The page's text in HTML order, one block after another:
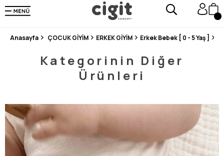
250.000'DEN FAZLA DEĞERLENDİRMEDE 5 ÜZERİNDEN 4.8 PUAN ALDI ⭐⭐⭐⭐⭐
3 MİLYONDAN FAZLA MUTLU MÜŞTERİ ❤️ 10 MİLYON ÜRÜN
Anasayfa ÇOCUK GİYİM ERKEK GİYİM Erkek Bebek [ 0 - 5 Yaş ]
Kategorinin Diğer
Ürünleri